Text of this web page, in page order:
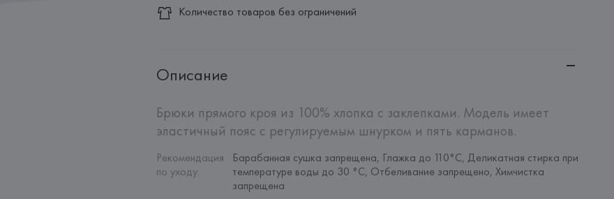
Количество товаров без ограничений
Описание
Брюки прямого кроя из 100% хлопка с заклепками. Модель имеет
эластичный пояс с регулируемым шнурком и пять карманов.
Рекомендация
по уходу:
Барабанная сушка запрещена, Глажка до 110°C, Деликатная стирка при
температуре воды до 30 °C, Отбеливание запрещено, Химчистка
запрещена